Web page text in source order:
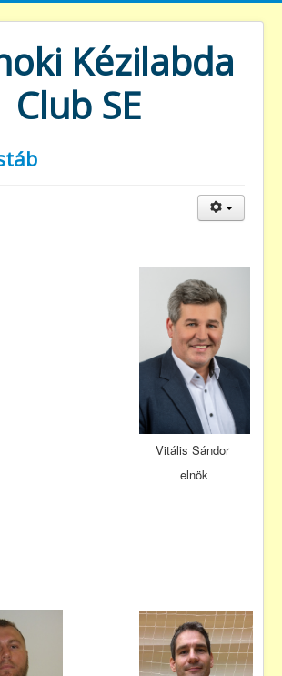
Kézilabda
Club SE
Vitális Sándor
elnök